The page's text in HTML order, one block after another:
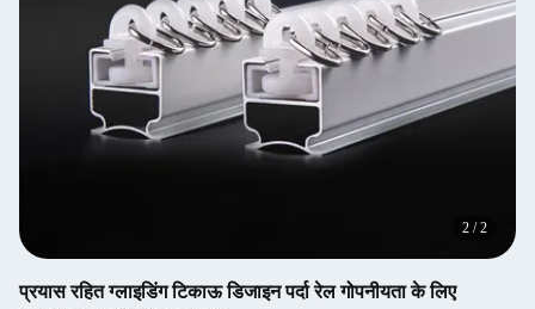
2 /2
प्रयास रहित ग्लाइडिंग टिकाऊ डिजाइन पर्दा रेल गोपनीयता के लिए